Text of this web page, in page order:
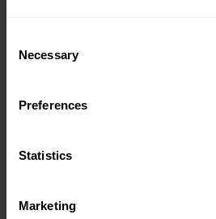
Selection
Necessary
Preferences
Statistics
Marketing
tilrettelegge for Swecos nye
gjennom prosjektering og frem
skapt trygghet for både prosess